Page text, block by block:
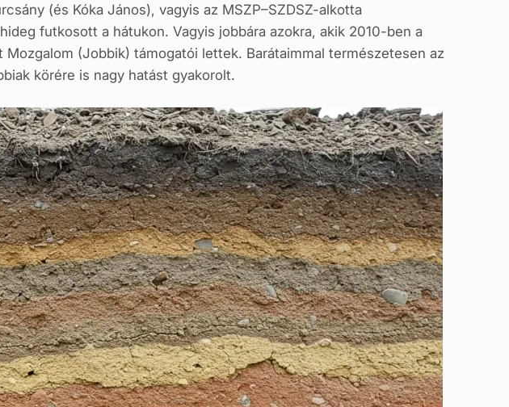
(és Kóka János), vagyis az MSZP–SZDSZ-alkotta
futkosott a hátukon. Vagyis jobbára azokra, akik 2010-ben a
(Jobbik) támogatói lettek. Barátaimmal természetesen az
körére is nagy hatást gyakorolt.